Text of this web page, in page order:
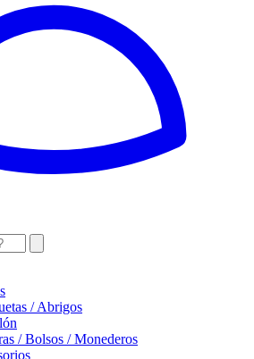
/ Abrigos
/ Bolsos / Monederos